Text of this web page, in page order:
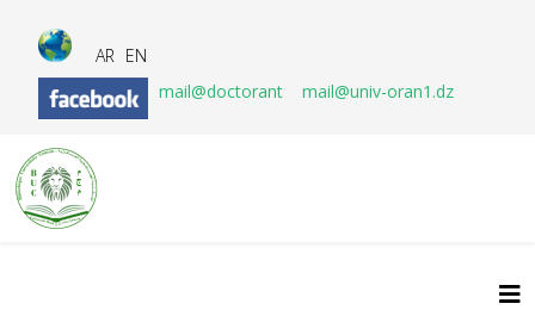
AR EN
mail@doctorant
mail@univ-oran1.dz